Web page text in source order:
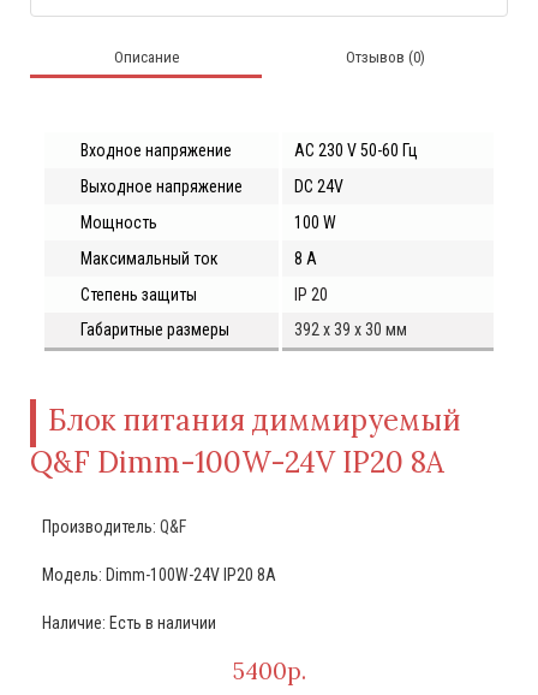
Описание Отзывов (0)
Входное напряжение AC 230 V 50-60 Гц
Выходное напряжение
DC 24V
Мощность
100 W
Максимальный ток
8 А
Степень защиты
IP 20
Габаритные размеры
392 х 39 х 30 мм
Блок питания диммируемый
Q&F Dimm-100W-24V IP20 8A
Производитель: Q&F
Модель: Dimm-100W-24V IP20 8A
Наличие: Есть в наличии
5400р.